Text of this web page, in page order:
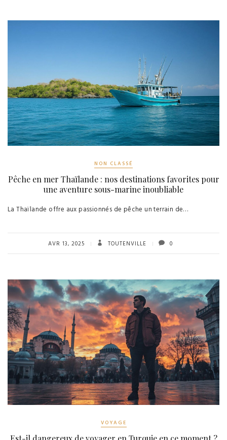
NON CLASSÉ
Pêche en mer Thaïlande : nos destinations favorites pour
une aventure sous-marine inoubliable
La Thaïlande offre aux passionnés de pêche un terrain de…
AVR 13, 2025 TOUTENVILLE 0
VOYAGE